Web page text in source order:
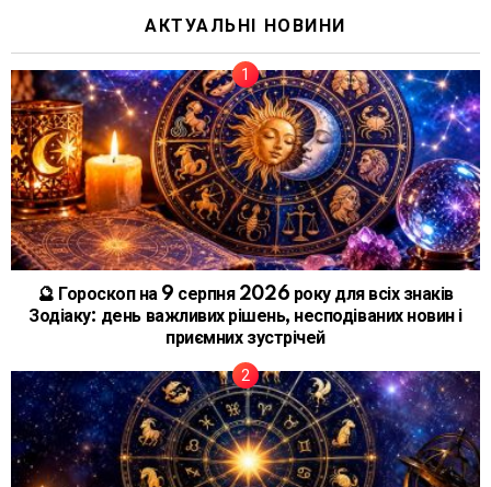
АКТУАЛЬНІ НОВИНИ
🔮 Гороскоп на 9 серпня 2026 року для всіх знаків
Зодіаку: день важливих рішень, несподіваних новин і
приємних зустрічей